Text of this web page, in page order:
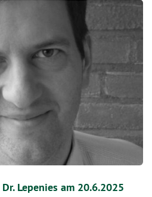
Lepenies am 20.6.2025